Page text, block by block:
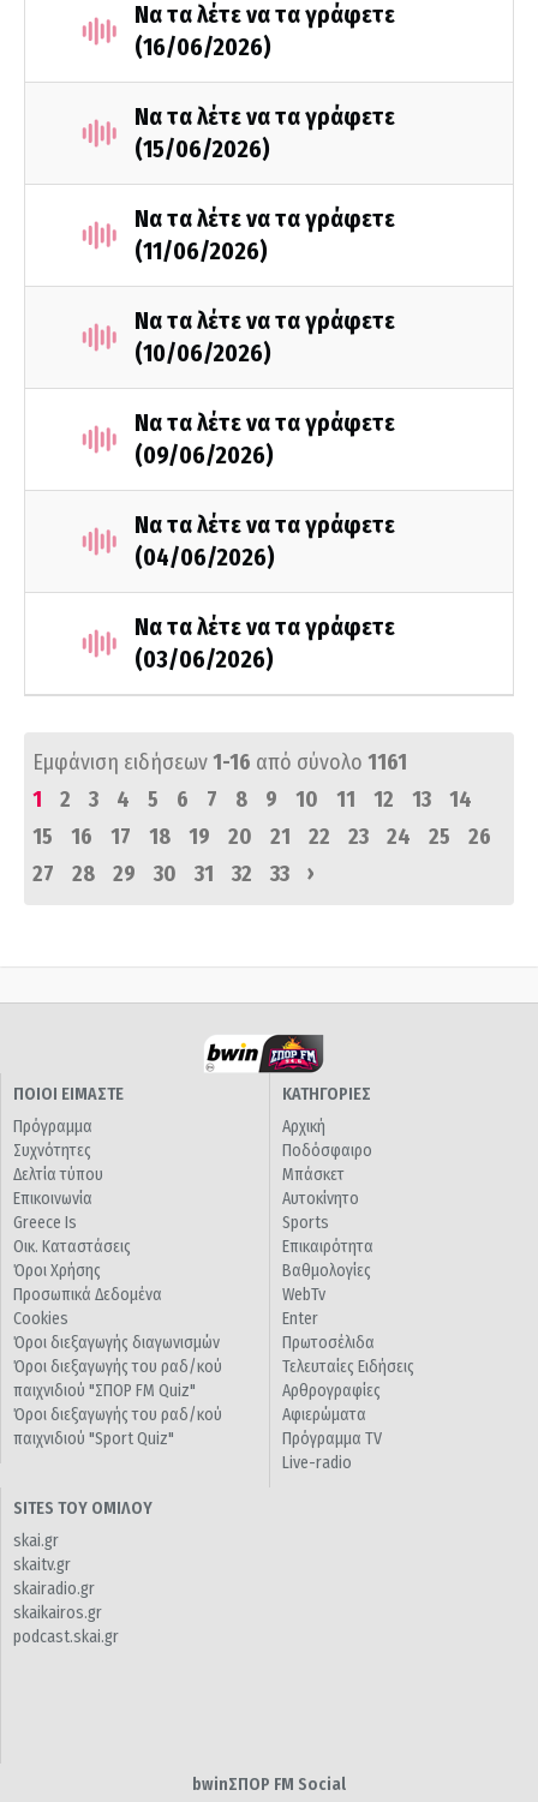
Να τα λέτε να τα γράφετε
(16/06/2026)
Να τα λέτε να τα γράφετε
(15/06/2026)
Να τα λέτε να τα γράφετε
(11/06/2026)
Να τα λέτε να τα γράφετε
(10/06/2026)
Να τα λέτε να τα γράφετε
(09/06/2026)
Να τα λέτε να τα γράφετε
(04/06/2026)
Να τα λέτε να τα γράφετε
(03/06/2026)
Εμφάνιση ειδήσεων1-16 από σύνολο 1161
1
2 3 4 5 6 7 8 9 10 11 12 13
14
15
16 17 18 19 20 21 22 23 24 25
26
27
28 29 30 31 32 33 ›
ΠΟΙΟΙ ΕΙΜΑΣΤΕ
Πρόγραμμα
Συχνότητες
Δελτία τύπου
Επικοινωνία
Greece Is
Οικ. Καταστάσεις
Όροι Χρήσης
Προσωπικά Δεδομένα
Cookies
Όροι διεξαγωγής διαγωνισμών
Όροι διεξαγωγής του ραδ/κού
παιχνιδιού "ΣΠΟΡ FM Quiz"
Όροι διεξαγωγής του ραδ/κού
παιχνιδιού "Sport Quiz"
ΚΑΤΗΓΟΡΙΕΣ
Αρχική
Ποδόσφαιρο
Μπάσκετ
Αυτοκίνητο
Sports
Επικαιρότητα
Βαθμολογίες
WebTv
Enter
Πρωτοσέλιδα
Τελευταίες Ειδήσεις
Αρθρογραφίες
Αφιερώματα
Πρόγραμμα TV
Live-radio
SITES ΤΟΥ ΟΜΙΛΟΥ
skai.gr
skaitv.gr
skairadio.gr
skaikairos.gr
podcast.skai.gr
bwinΣΠΟΡ FM Social